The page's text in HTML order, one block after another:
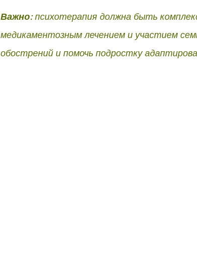
Важно: психотерапия должна быть
медикаментозным лечением и участием
обострений и помочь подростку